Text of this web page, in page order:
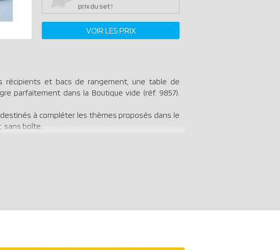
prix du set !
VOIR LES PRIX
récipients et bacs de rangement, une table de
parfaitement dans la Boutique vide (réf. 9857).
à compléter les thèmes proposés dans le
sans boîte.